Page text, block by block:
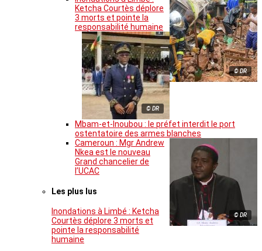
© DR
Ketcha Courtès déplore
3 morts et pointe la
responsabilité humaine
© DR
Mbam-et-Inoubou : le préfet interdit le port
ostentatoire des armes blanches
© DR
Cameroun : Mgr Andrew
Nkea est le nouveau
Grand chancelier de
l’UCAC
Les plus lus
Inondations à Limbé : Ketcha
Courtès déplore 3 morts et
pointe la responsabilité
humaine